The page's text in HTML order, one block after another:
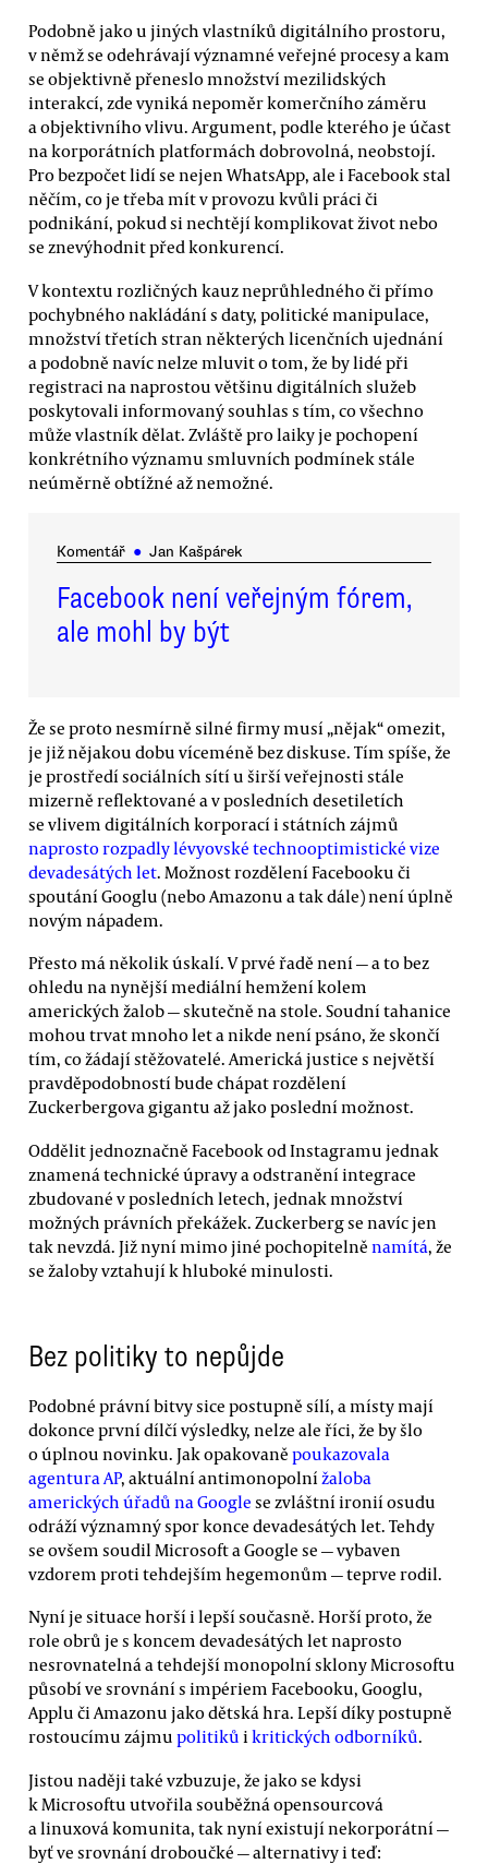
Podobně jako u jiných vlastníků digitálního prostoru,
v němž se odehrávají významné veřejné procesy a kam
se objektivně přeneslo množství mezilidských
interakcí, zde vyniká nepoměr komerčního záměru
a objektivního vlivu. Argument, podle kterého je účast
na korporátních platformách dobrovolná, neobstojí.
Pro bezpočet lidí se nejen WhatsApp, ale i Facebook stal
něčím, co je třeba mít v provozu kvůli práci či
podnikání, pokud si nechtějí komplikovat život nebo
se znevýhodnit před konkurencí.
V kontextu rozličných kauz neprůhledného či přímo
pochybného nakládání s daty, politické manipulace,
množství třetích stran některých licenčních ujednání
a podobně navíc nelze mluvit o tom, že by lidé při
registraci na naprostou většinu digitálních služeb
poskytovali informovaný souhlas s tím, co všechno
může vlastník dělat. Zvláště pro laiky je pochopení
konkrétního významu smluvních podmínek stále
neúměrně obtížné až nemožné.
Komentář ● Jan Kašpárek
Facebook není veřejným fórem,
ale mohl by být
Že se proto nesmírně silné firmy musí „nějak“ omezit,
je již nějakou dobu víceméně bez diskuse. Tím spíše, že
je prostředí sociálních sítí u širší veřejnosti stále
mizerně reflektované a v posledních desetiletích
se vlivem digitálních korporací i státních zájmů
naprosto rozpadly lévyovské technooptimistické vize
devadesátých let. Možnost rozdělení Facebooku či
spoutání Googlu (nebo Amazonu a tak dále) není úplně
novým nápadem.
Přesto má několik úskalí. V prvé řadě není — a to bez
ohledu na nynější mediální hemžení kolem
amerických žalob — skutečně na stole. Soudní tahanice
mohou trvat mnoho let a nikde není psáno, že skončí
tím, co žádají stěžovatelé. Americká justice s největší
pravděpodobností bude chápat rozdělení
Zuckerbergova gigantu až jako poslední možnost.
Oddělit jednoznačně Facebook od Instagramu jednak
znamená technické úpravy a odstranění integrace
zbudované v posledních letech, jednak množství
možných právních překážek. Zuckerberg se navíc jen
tak nevzdá. Již nyní mimo jiné pochopitelně namítá, že
se žaloby vztahují k hluboké minulosti.
Bez politiky to nepůjde
Podobné právní bitvy sice postupně sílí, a místy mají
dokonce první dílčí výsledky, nelze ale říci, že by šlo
o úplnou novinku. Jak opakovaně poukazovala
agentura AP, aktuální antimonopolní žaloba
amerických úřadů na Google se zvláštní ironií osudu
odráží významný spor konce devadesátých let. Tehdy
se ovšem soudil Microsoft a Google se — vybaven
vzdorem proti tehdejším hegemonům — teprve rodil.
Nyní je situace horší i lepší současně. Horší proto, že
role obrů je s koncem devadesátých let naprosto
nesrovnatelná a tehdejší monopolní sklony Microsoftu
působí ve srovnání s impériem Facebooku, Googlu,
Applu či Amazonu jako dětská hra. Lepší díky postupně
rostoucímu zájmu politiků ikritických odborníků.
Jistou naději také vzbuzuje, že jako se kdysi
k Microsoftu utvořila souběžná opensourcová
a linuxová komunita, tak nyní existují nekorporátní —
byť ve srovnání droboučké — alternativy i teď: